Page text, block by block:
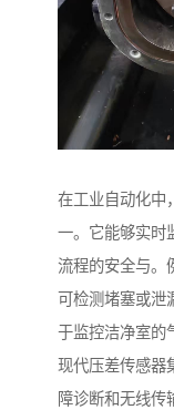
在工业自动化中
一。它能够实时
流程的安全与。
可检测堵塞或泄
于监控洁净室的
现代压差传感器
障诊断和无线传